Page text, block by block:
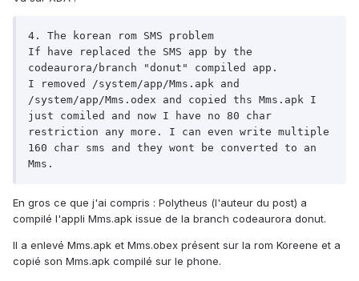
4. The korean rom SMS problem
If have replaced the SMS app by the
codeaurora/branch "donut" compiled app.
I removed /system/app/Mms.apk and
/system/app/Mms.odex and copied ths Mms.apk I
just comiled and now I have no 80 char
restriction any more. I can even write multiple
160 char sms and they wont be converted to an
Mms.
En gros ce que j'ai compris : Polytheus (l'auteur du post) a
compilé l'appli Mms.apk issue de la branch codeaurora donut.
Il a enlevé Mms.apk et Mms.obex présent sur la rom Koreene et a
copié son Mms.apk compilé sur le phone.